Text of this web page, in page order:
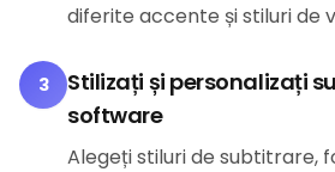
diferite accente și stiluri de
3
Stilizați și personalizați
software
Alegeți stiluri de subtitrare,